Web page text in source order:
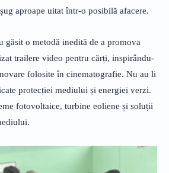
aproape uitat într-o posibilă afacere.
găsit o metodă inedită de a promova
trailere video pentru cărți, inspirându-
folosite în cinematografie. Nu au li
protecției mediului și energiei verzi.
fotovoltaice, turbine eoliene și soluții